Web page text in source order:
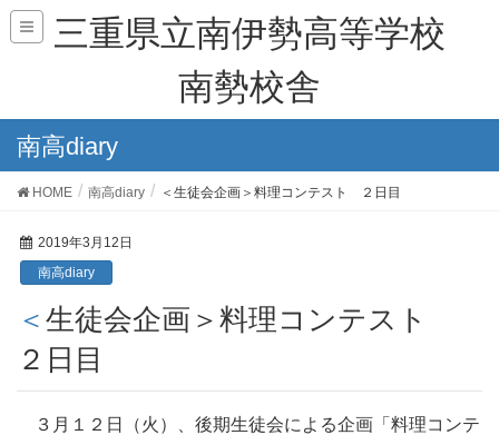
三重県立南伊勢高等学校
南勢校舎
南高diary
HOME 南高diary ＜生徒会企画＞料理コンテスト ２日目
2019年3月12日
南高diary
＜生徒会企画＞料理コンテスト
２日目
３月１２日（火）、後期生徒会による企画「料理コンテ